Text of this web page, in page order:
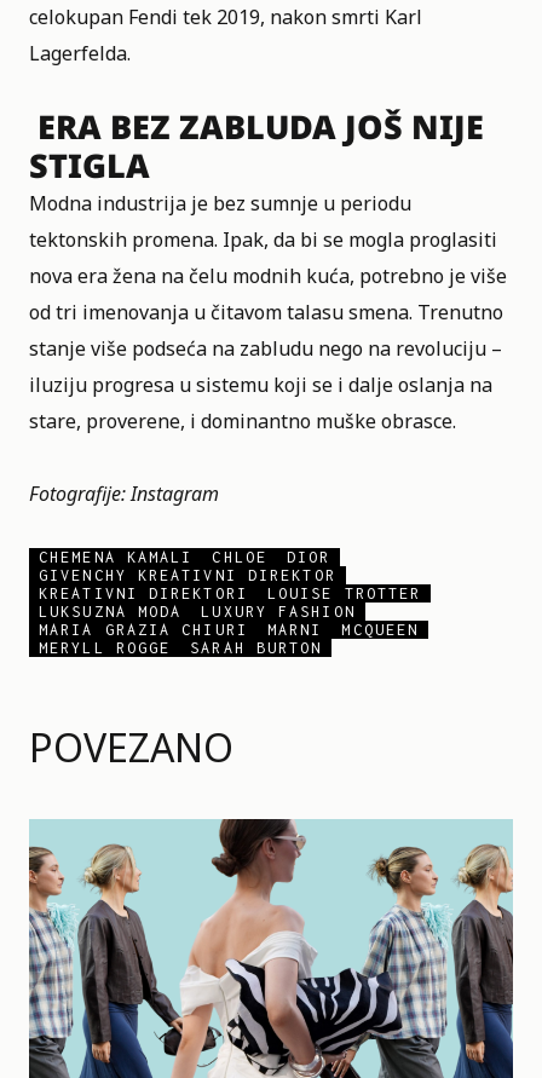
POVEZANO
celokupan Fendi tek 2019, nakon smrti Karl
Lagerfelda.
ERA BEZ ZABLUDA JOŠ NIJE
STIGLA
Modna industrija je bez sumnje u periodu
tektonskih promena. Ipak, da bi se mogla proglasiti
nova era žena na čelu modnih kuća, potrebno je više
od tri imenovanja u čitavom talasu smena. Trenutno
stanje više podseća na zabludu nego na revoluciju –
iluziju progresa u sistemu koji se i dalje oslanja na
stare, proverene, i dominantno muške obrasce.
Fotografije: Instagram
CHEMENA KAMALI CHLOE
DIOR
GIVENCHY KREATIVNI DIREKTOR
KREATIVNI DIREKTORI
LOUISE TROTTER
LUKSUZNA MODA
LUXURY FASHION
MARIA GRAZIA CHIURI
MARNI
MCQUEEN
MERYLL ROGGE
SARAH BURTON